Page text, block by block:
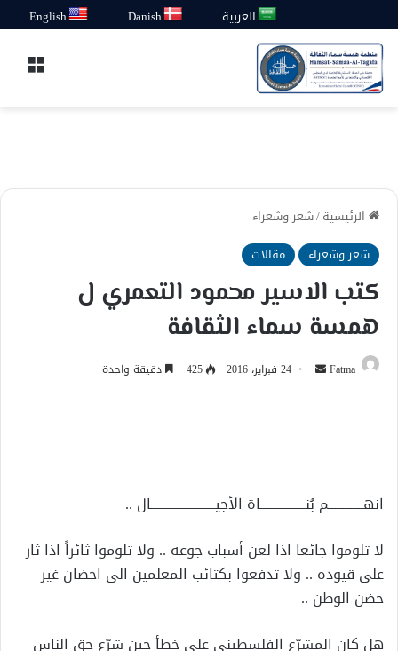
العربية Danish
English
الرئيسية/شعر وشعراء
شعر وشعراء
مقالات
كتب الاسير محمود التعمري ل
همسة سماء الثقافة
Fatma
أرسل 24 فبراير، 2016 425 دقيقة واحدة
انهـــــــــــــم بُنـــــــــــــــــاة الأجيــــــــــــــــــــــــال ..
لا تلوموا جائعا اذا لعن أسباب جوعه .. ولا تلوموا ثائراً اذا ثار
على قيوده .. ولا تدفعوا بكتائب المعلمين الى احضان غير
حضن الوطن ..
هل كان المشرّع الفلسطيني على خطأ حين شرّع حق الناس